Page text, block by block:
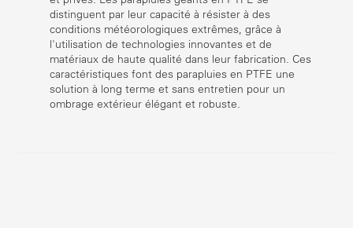
distinguent par leur capacité à résister à des
conditions météorologiques extrêmes, grâce à
l'utilisation de technologies innovantes et de
matériaux de haute qualité dans leur fabrication. Ces
caractéristiques font des parapluies en PTFE une
solution à long terme et sans entretien pour un
ombrage extérieur élégant et robuste.